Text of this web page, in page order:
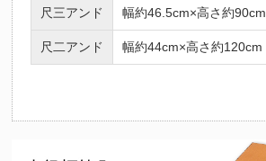
尺三アンド 幅約46.5cm×高さ約90cm
尺二アンド 幅約44cm×高さ約120cm